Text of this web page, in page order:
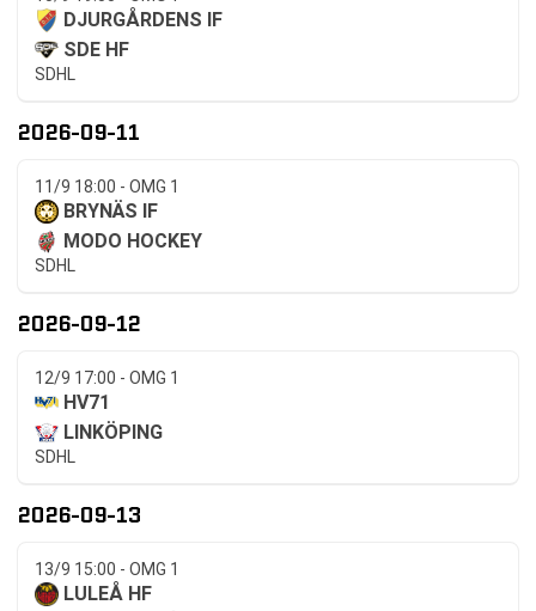
DJURGÅRDENS IF
SDE HF
SDHL
2026-09-11
11/9 18:00 - OMG 1
BRYNÄS IF
MODO HOCKEY
SDHL
2026-09-12
12/9 17:00 - OMG 1
HV71
LINKÖPING
SDHL
2026-09-13
13/9 15:00 - OMG 1
LULEÅ HF